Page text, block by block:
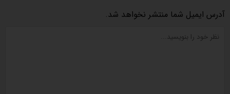
آدرس ایمیل شما منتشر نخواهد شد.